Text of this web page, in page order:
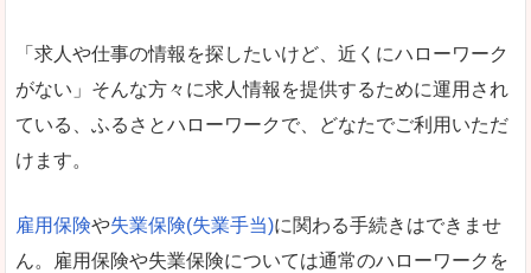
「求人や仕事の情報を探したいけど、近くにハローワーク
がない」そんな方々に求人情報を提供するために運用され
ている、ふるさとハローワークで、どなたでご利用いただ
けます。
雇用保険や失業保険(失業手当)に関わる手続きはできませ
ん。雇用保険や失業保険については通常のハローワークを